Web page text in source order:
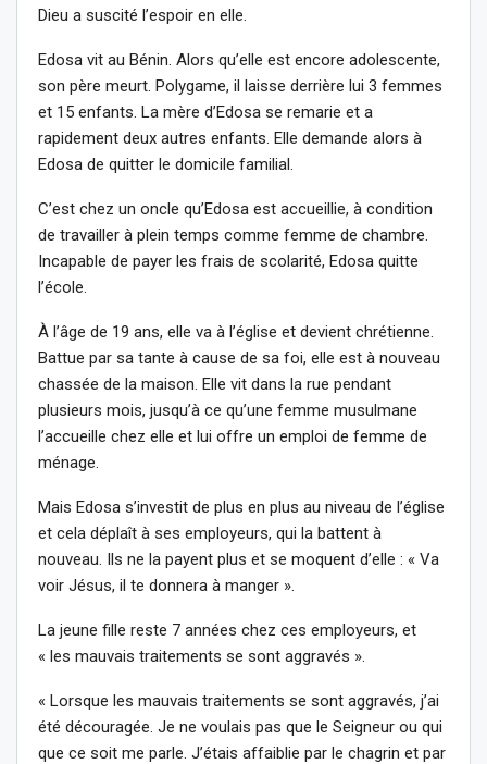
Dieu a suscité l’espoir en elle.
Edosa vit au Bénin. Alors qu’elle est encore adolescente,
son père meurt. Polygame, il laisse derrière lui 3 femmes
et 15 enfants. La mère d’Edosa se remarie et a
rapidement deux autres enfants. Elle demande alors à
Edosa de quitter le domicile familial.
C’est chez un oncle qu’Edosa est accueillie, à condition
de travailler à plein temps comme femme de chambre.
Incapable de payer les frais de scolarité, Edosa quitte
l’école.
À l’âge de 19 ans, elle va à l’église et devient chrétienne.
Battue par sa tante à cause de sa foi, elle est à nouveau
chassée de la maison. Elle vit dans la rue pendant
plusieurs mois, jusqu’à ce qu’une femme musulmane
l’accueille chez elle et lui offre un emploi de femme de
ménage.
Mais Edosa s’investit de plus en plus au niveau de l’église
et cela déplaît à ses employeurs, qui la battent à
nouveau. Ils ne la payent plus et se moquent d’elle : « Va
voir Jésus, il te donnera à manger ».
La jeune fille reste 7 années chez ces employeurs, et
« les mauvais traitements se sont aggravés ».
« Lorsque les mauvais traitements se sont aggravés, j’ai
été découragée. Je ne voulais pas que le Seigneur ou qui
que ce soit me parle. J’étais affaiblie par le chagrin et par